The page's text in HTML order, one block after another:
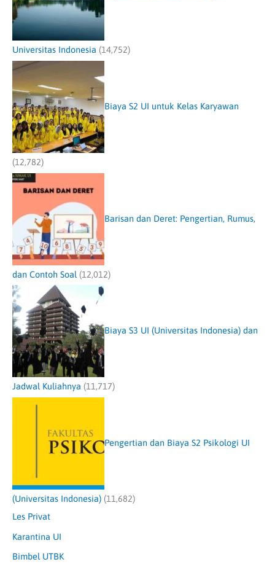
Universitas Indonesia (14,752)
Biaya S2 UI untuk Kelas Karyawan
(12,782)
Barisan dan Deret: Pengertian, Rumus,
dan Contoh Soal (12,012)
Biaya S3 UI (Universitas Indonesia) dan
Jadwal Kuliahnya (11,717)
Pengertian dan Biaya S2 Psikologi UI
(Universitas Indonesia) (11,682)
Les Privat
Karantina UI
Bimbel UTBK